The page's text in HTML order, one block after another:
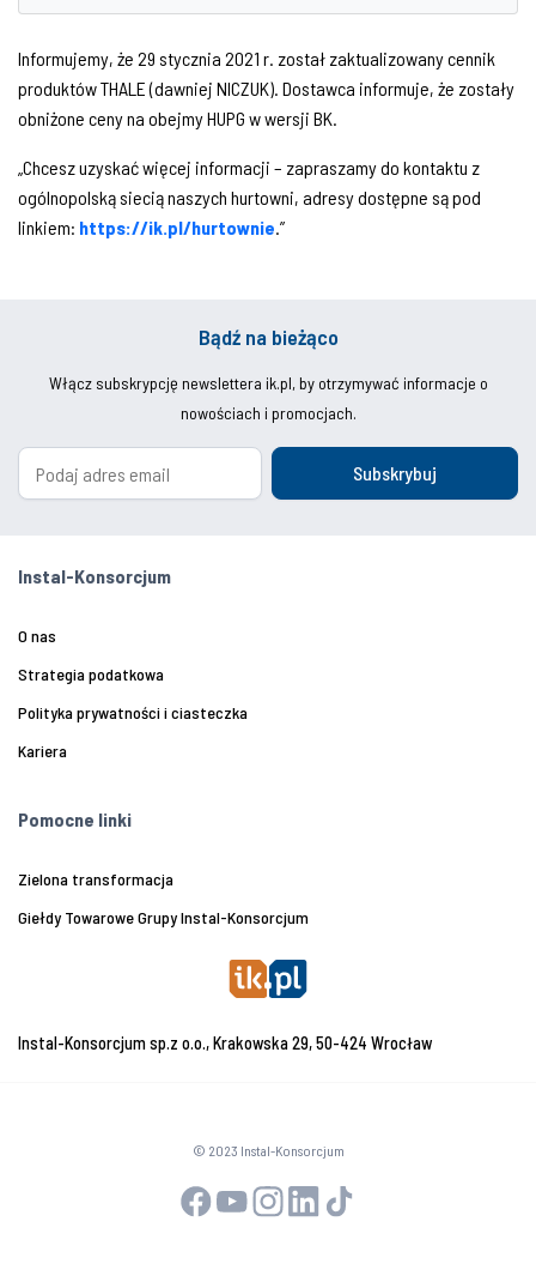
Informujemy, że 29 stycznia 2021 r. został zaktualizowany cennik
produktów THALE (dawniej NICZUK). Dostawca informuje, że zostały
obniżone ceny na obejmy HUPG w wersji BK.
„Chcesz uzyskać więcej informacji – zapraszamy do kontaktu z
ogólnopolską siecią naszych hurtowni, adresy dostępne są pod
linkiem: https://ik.pl/hurtownie.”
Bądź na bieżąco
Włącz subskrypcję newslettera ik.pl, by otrzymywać informacje o
nowościach i promocjach.
Subskrybuj
Instal-Konsorcjum
O nas
Strategia podatkowa
Polityka prywatności i ciasteczka
Kariera
Pomocne linki
Zielona transformacja
Giełdy Towarowe Grupy Instal-Konsorcjum
Instal-Konsorcjum sp.z o.o., Krakowska 29, 50-424 Wrocław
© 2023 Instal-Konsorcjum